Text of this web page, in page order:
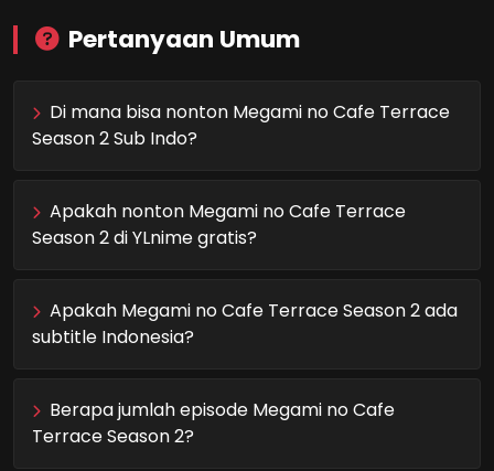
Pertanyaan Umum
Di mana bisa nonton Megami no Cafe Terrace
Season 2 Sub Indo?
Apakah nonton Megami no Cafe Terrace
Season 2 di YLnime gratis?
Apakah Megami no Cafe Terrace Season 2 ada
subtitle Indonesia?
Berapa jumlah episode Megami no Cafe
Terrace Season 2?